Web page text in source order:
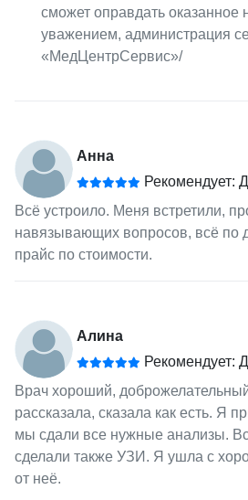
сможет оправдать оказанное
уважением, администрация
«МедЦентрСервис»/
Анна
Рекомендует:
Всё устроило. Меня встретили,
навязывающих вопросов, всё по
прайс по стоимости.
Алина
Рекомендует:
Врач хороший,
рассказала, сказала как есть. Я
мы сдали все нужные анализы.
сделали также УЗИ. Я ушла с
от неё.